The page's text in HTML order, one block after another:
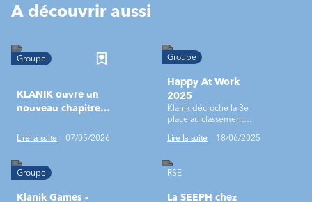
A découvrir aussi
Groupe
KLANIK ouvre un
nouveau chapitre
Lire la suite 07/05/2026
Groupe
Happy At Work
2025
Klanik décroche la 3e
place au classement
Lire la suite 18/06/2025
Groupe
Klanik Games -
RSE
La SEEPH chez